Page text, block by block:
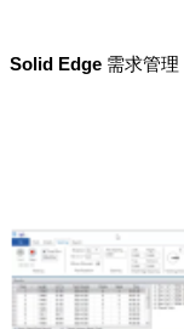
Solid Edge 需求管理